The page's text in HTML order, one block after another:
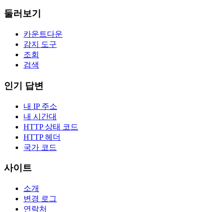
둘러보기
카운트다운
감지 도구
조회
검색
인기 답변
내 IP 주소
내 시간대
HTTP 상태 코드
HTTP 헤더
국가 코드
사이트
소개
변경 로그
연락처